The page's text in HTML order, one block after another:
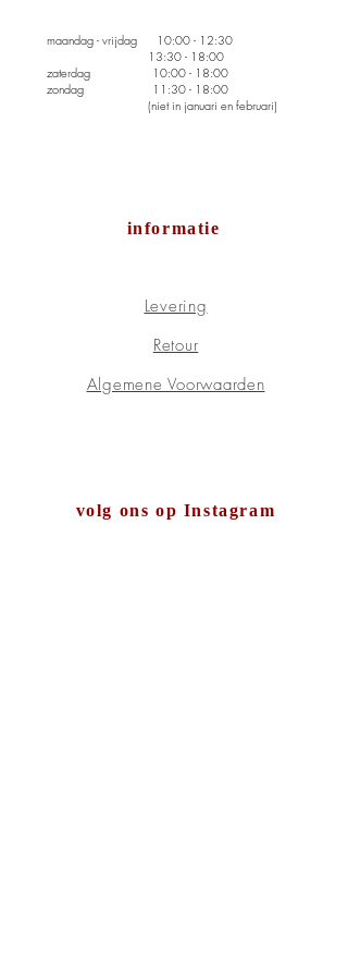
maandag - vrijdag
10:00 - 12:30
13:30 - 18:00
zaterdag 10:00 - 18:00
zondag 11:30 - 18:00
(niet in januari en februari)
informatie
Levering
Retour
Algemene Voorwaarden
volg ons op Instagram